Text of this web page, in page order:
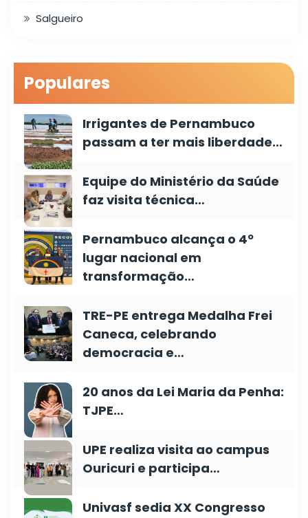
Salgueiro
Populares
Irrigantes de Pernambuco
passam a ter mais liberdade…
Equipe do Ministério da Saúde
faz visita técnica…
Pernambuco alcança o 4º
lugar nacional em
transformação…
TRE-PE entrega Medalha Frei
Caneca, celebrando
democracia e…
20 anos da Lei Maria da Penha:
TJPE…
UPE realiza visita ao campus
Ouricuri e participa…
Univasf sedia XX Congresso